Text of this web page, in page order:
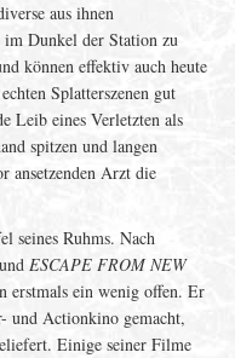
aus ihnen
im Dunkel der Station zu
können effektiv auch heute
Splatterszenen gut
Leib eines Verletzten als
spitzen und langen
ansetzenden Arzt die
seines Ruhms. Nach
ESCAPE FROM NEW
ein wenig offen. Er
und Actionkino gemacht,
Einige seiner Filme